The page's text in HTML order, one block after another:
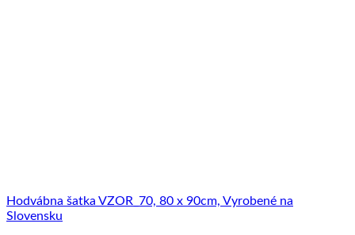
Hodvábna šatka VZOR_70, 80 x 90cm, Vyrobené na
Slovensku